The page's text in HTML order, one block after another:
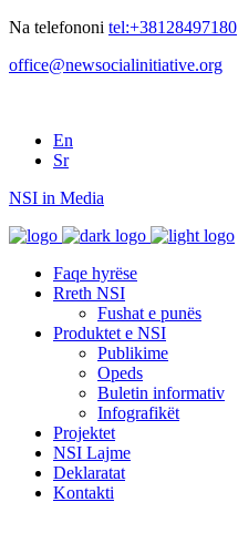
Na telefononi tel:+38128497180
office@newsocialinitiative.org
En
Sr
NSI in Media
Faqe hyrëse
Rreth NSI
Fushat e punës
Produktet e NSI
Publikime
Opeds
Buletin informativ
Infografikët
Projektet
NSI Lajme
Deklaratat
Kontakti